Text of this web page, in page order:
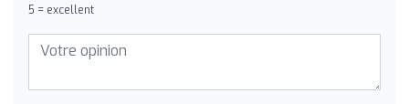
5 = excellent